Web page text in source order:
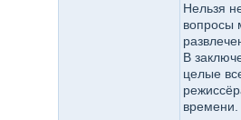
Нельзя
вопросы
В
целые
времени.